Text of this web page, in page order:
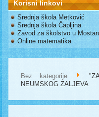
Korisni linkovi
Srednja škola Metković
Srednja škola Čapljina
Zavod za školstvo u
Online matematika
Bez kategorije
NEUMSKOG ZALJEVA